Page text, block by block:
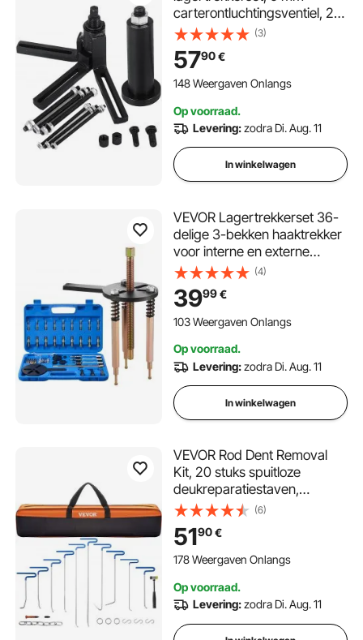
carterontluchtingsventiel, 28
x 22 x 15 cm lagertrekkerset
carter, lagertrekkerset
(3)
5790€
148 Weergaven Onlangs
Op voorraad.
Levering:zodra Di. Aug. 11
In winkelwagen
VEVOR Lagertrekkerset 36-
delige 3-bekken haaktrekker
voor interne en externe
lagers en lagers zonder
binnenas, multifunctionele
lagerverwijderaar met
duurzame, draagbare
(4)
3999€
103 Weergaven Onlangs
Op voorraad.
Levering:zodra Di. Aug. 11
In winkelwagen
VEVOR Rod Dent Removal
Kit, 20 stuks spuitloze
deukreparatiestaven,
roestvrijstalen
deukreparatiestaven, Whale
Tail Dent Repair Tools,
professionele
(6)
5190€
178 Weergaven Onlangs
Op voorraad.
Levering:zodra Di. Aug. 11